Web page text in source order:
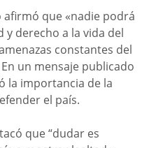
que «nadie podrá
derecho a la vida del
constantes del
un mensaje publicado
la importancia de la
el país.
que “dudar es